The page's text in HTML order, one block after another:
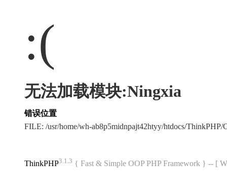
:(
无法加载模块:Ningxia
错误位置
FILE: /usr/home/wh-ab8p5midnpajt42htyy/htdocs/
ThinkPHP3.1.3 { Fast & Simple OOP PHP Framework } -- [